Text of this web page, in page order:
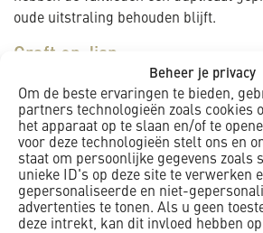
Beheer je privacy
Om de beste ervaringen te bieden,
partners technologieën zoals cookies
het apparaat op te slaan en/of te
voor deze technologieën stelt ons en
staat om persoonlijke gegevens zoals
unieke ID's op deze site te verwerken
gepersonaliseerde en niet-
advertenties te tonen. Als u geen
deze intrekt, kan dit invloed hebben
oude uitstraling behouden blijft.
Graft en Jisp
In Graft en Jisp heeft K_Dekker bij 3
vervangen door nieuwe houten
natuurlijke uitstraling te benadrukken.